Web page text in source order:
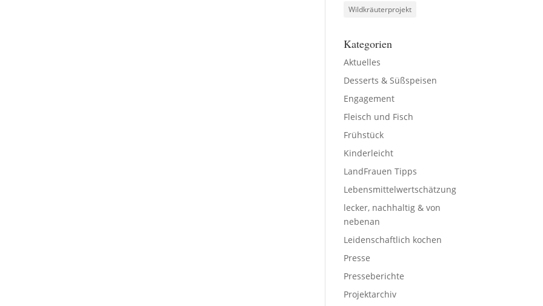
Wildkräuterprojekt
Kategorien
Aktuelles
Desserts & Süßspeisen
Engagement
Fleisch und Fisch
Frühstück
Kinderleicht
LandFrauen Tipps
Lebensmittelwertschätzung
lecker, nachhaltig & von
nebenan
Leidenschaftlich kochen
Presse
Presseberichte
Projektarchiv